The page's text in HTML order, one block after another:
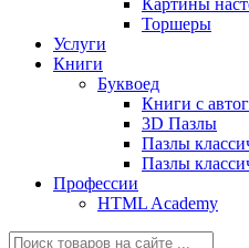
Картины
Торшеры
Услуги
Книги
Буквоед
Книги с
3D Пазлы
Пазлы
Пазлы
Профессии
HTML Academy